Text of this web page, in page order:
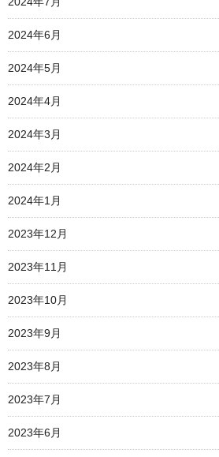
2024年6月
2024年5月
2024年4月
2024年3月
2024年2月
2024年1月
2023年12月
2023年11月
2023年10月
2023年9月
2023年8月
2023年7月
2023年6月